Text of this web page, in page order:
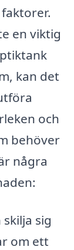
en viktig
kan det
och
behöver
några
sig
om ett